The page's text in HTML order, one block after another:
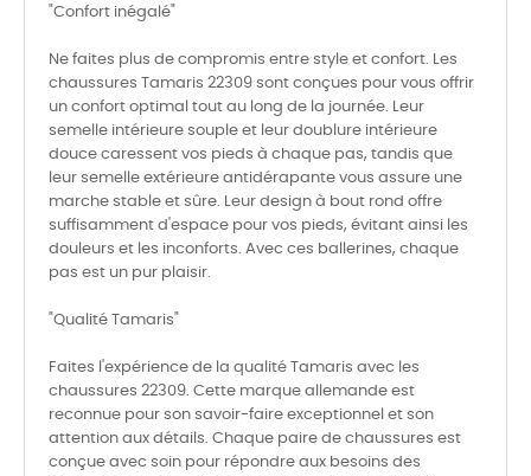
"Confort inégalé"
Ne faites plus de compromis entre style et confort. Les
chaussures Tamaris 22309 sont conçues pour vous offrir
un confort optimal tout au long de la journée. Leur
semelle intérieure souple et leur doublure intérieure
douce caressent vos pieds à chaque pas, tandis que
leur semelle extérieure antidérapante vous assure une
marche stable et sûre. Leur design à bout rond offre
suffisamment d'espace pour vos pieds, évitant ainsi les
douleurs et les inconforts. Avec ces ballerines, chaque
pas est un pur plaisir.
"Qualité Tamaris"
Faites l'expérience de la qualité Tamaris avec les
chaussures 22309. Cette marque allemande est
reconnue pour son savoir-faire exceptionnel et son
attention aux détails. Chaque paire de chaussures est
conçue avec soin pour répondre aux besoins des